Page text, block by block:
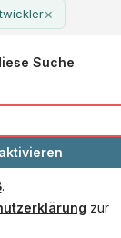
×
Suche
.
zur